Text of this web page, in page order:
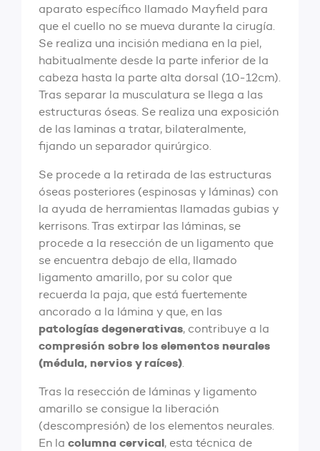
aparato específico llamado Mayfield para
que el cuello no se mueva durante la cirugía.
Se realiza una incisión mediana en la piel,
habitualmente desde la parte inferior de la
cabeza hasta la parte alta dorsal (10-12cm).
Tras separar la musculatura se llega a las
estructuras óseas. Se realiza una exposición
de las laminas a tratar, bilateralmente,
fijando un separador quirúrgico.
Se procede a la retirada de las estructuras
óseas posteriores (espinosas y láminas) con
la ayuda de herramientas llamadas gubias y
kerrisons. Tras extirpar las láminas, se
procede a la resección de un ligamento que
se encuentra debajo de ella, llamado
ligamento amarillo, por su color que
recuerda la paja, que está fuertemente
ancorado a la lámina y que, en las
patologías degenerativas, contribuye a la
compresión sobre los elementos neurales
(médula, nervios y raíces).
Tras la resección de láminas y ligamento
amarillo se consigue la liberación
(descompresión) de los elementos neurales.
En la columna cervical, esta técnica de